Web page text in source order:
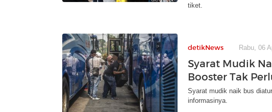
tiket.
detikNews Rabu, 06
Syarat Mudik
Booster Tak
Syarat mudik naik bus
informasinya.